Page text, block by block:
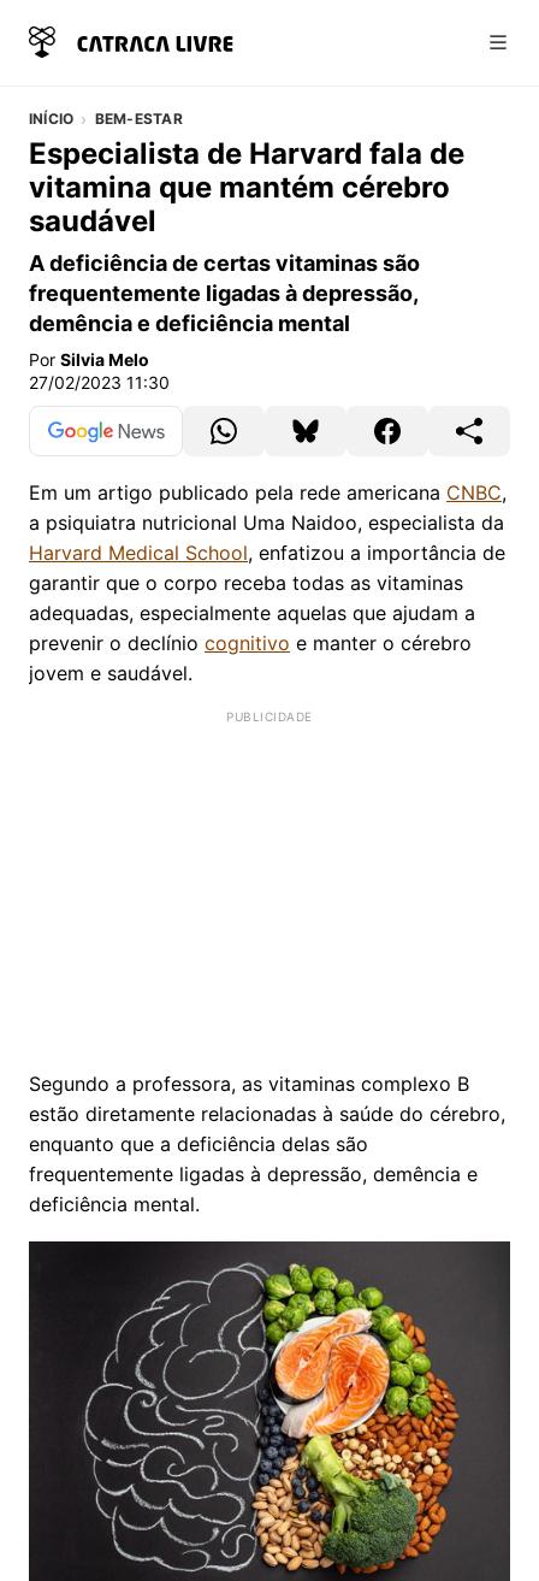
INÍCIO BEM-ESTAR
Especialista de Harvard fala de
vitamina que mantém cérebro
saudável
A deficiência de certas vitaminas são
frequentemente ligadas à depressão,
demência e deficiência mental
Por Silvia Melo
27/02/2023 11:30
Em um artigo publicado pela rede americana CNBC,
a psiquiatra nutricional Uma Naidoo, especialista da
Harvard Medical School, enfatizou a importância de
garantir que o corpo receba todas as vitaminas
adequadas, especialmente aquelas que ajudam a
prevenir o declínio cognitivo e manter o cérebro
jovem e saudável.
Segundo a professora, as vitaminas complexo B
estão diretamente relacionadas à saúde do cérebro,
enquanto que a deficiência delas são
frequentemente ligadas à depressão, demência e
deficiência mental.